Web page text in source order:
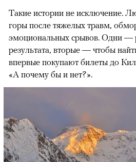
Такие истории не исключение.
горы после тяжелых травм,
эмоциональных срывов. Одни —
результата, вторые — чтобы
впервые покупают билеты до
«А почему бы и нет?».